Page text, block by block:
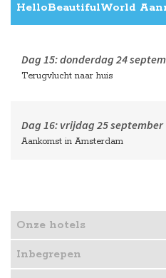
HelloBeautifulWorld
Dag 15:donderdag 24
Terugvlucht naar huis
Dag 16: vrijdag 25 september
Aankomst in Amsterdam
Onze hotels
Inbegrepen